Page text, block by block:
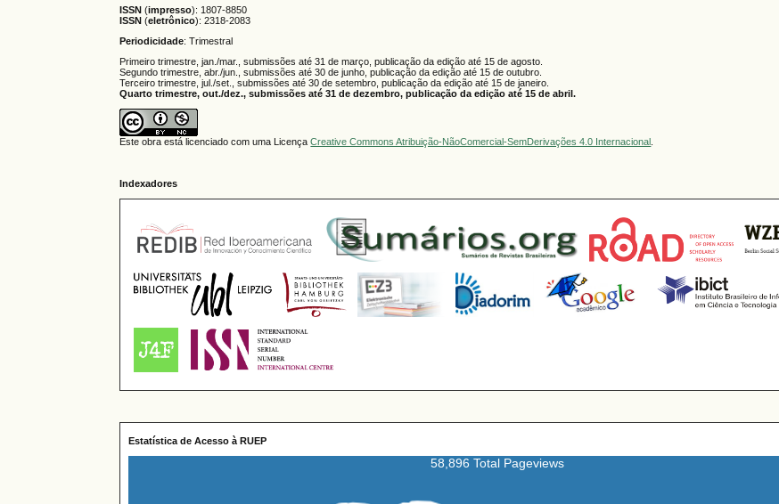
ISSN (impresso): 1807-8850
ISSN (eletrônico):2318-2083
Periodicidade: Trimestral
Primeiro trimestre, jan./mar., submissões até 31 de março, publicação da edição até 15 de agosto.
Segundo trimestre, abr./jun., submissões até 30 de junho, publicação da edição até 15 de outubro.
Terceiro trimestre, jul./set., submissões até 30 de setembro, publicação da edição até 15 de janeiro.
Quarto trimestre, out./dez., submissões até 31 de dezembro, publicação da edição até 15 de abril.
Este obra está licenciado com uma LicençaCreative Commons Atribuição-NãoComercial-SemDerivações 4.0 Internacional
Indexadores
Estatística de Acesso à RUEP
58,896 Total Pageviews